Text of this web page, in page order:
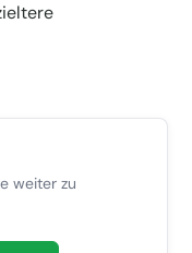
weiter zu